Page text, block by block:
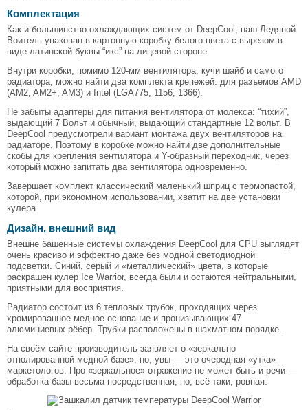
Комплектация
Как и большинство охлаждающих систем от DeepCool, наш Ледяной
Воитель упакован в картонную коробку белого цвета с вырезом в
виде латинской буквы “икс” на лицевой стороне.
Внутри коробки, помимо 120-мм вентилятора, кучи шайб и самого
радиатора, можно найти два комплекта крепежей: для разъемов AMD
(AM2, AM2+, AM3) и Intel (LGA775, 1156, 1366).
Не забыты адаптеры для питания вентилятора от молекса: “тихий”,
выдающий 7 Вольт и обычный, выдающий стандартные 12 вольт. В
DeepCool предусмотрели вариант монтажа двух вентиляторов на
радиаторе. Поэтому в коробке можно найти две дополнительные
скобы для крепления вентилятора и Y-образный переходник, через
который можно запитать два вентилятора одновременно.
Завершает комплект классический маленький шприц с термопастой,
которой, при экономном использовании, хватит на две установки
кулера.
Дизайн, внешний вид
Внешне башенные системы охлаждения DeepCool для CPU выглядят
очень красиво и эффектно даже без модной светодиодной
подсветки. Синий, серый и «металлический» цвета, в которые
раскрашен кулер Ice Warrior, всегда были и остаются нейтральными,
приятными для восприятия.
Радиатор состоит из 6 тепловых трубок, проходящих через
хромированное медное основание и пронизывающих 47
алюминиевых рёбер. Трубки расположены в шахматном порядке.
На своём сайте производитель заявляет о «зеркально
отполированной медной базе», но, увы — это очередная «утка»
маркетологов. Про «зеркальное» отражение не может быть и речи —
обработка базы весьма посредственная, но, всё-таки, ровная.